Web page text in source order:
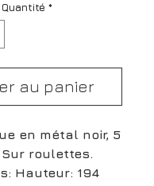
Quantité *
au panier
en métal noir, 5
roulettes.
Hauteur: 194